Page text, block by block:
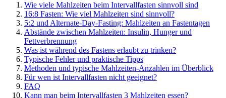
Wie viele Mahlzeiten beim Intervallfasten sinnvoll sind
16:8 Fasten: Wie viel Mahlzeiten sind sinnvoll?
5:2 und Alternate-Day-Fasting: Mahlzeiten an Fastentagen
Abstände zwischen Mahlzeiten: Insulin, Hunger und
Fettverbrennung
Was ist während des Fastens erlaubt zu trinken?
Typische Fehler und praktische Tipps
Methoden und typische Mahlzeiten-Anzahlen im Überblick
Für wen ist Intervallfasten nicht geeignet?
FAQ
Kann man beim Intervallfasten 3 Mahlzeiten essen?